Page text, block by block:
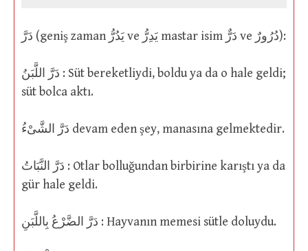
دَرَّ (geniş zaman يَدُرُّ ve يَدِرُّ mastar isim دَرٌّ ve دُرُورٌ):
دَرَّ اللَّبَنُ : Süt bereketliydi, boldu ya da o hale geldi;
süt bolca aktı.
دَرَّ الشَّىْءُ devam eden şey, manasına gelmektedir.
دَرَّ النَّبَاتُ : Otlar bolluğundan birbirine karıştı ya da
gür hale geldi.
دَرَّ الضَّرْعُ بِاللَّبَنِ : Hayvanın memesi sütle doluydu.